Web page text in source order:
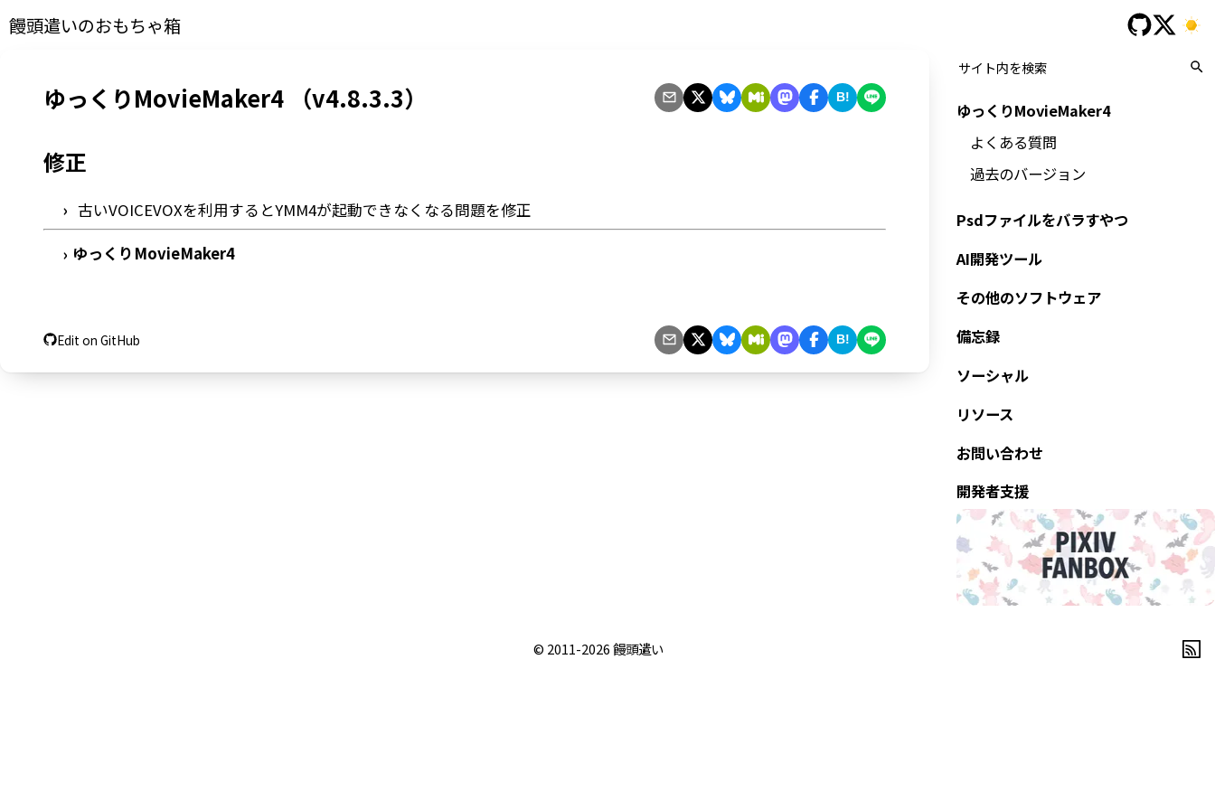
饅頭遣いのおもちゃ箱
ゆっくりMovieMaker4 （v4.8.3.3） B!
修正
古いVOICEVOXを利用するとYMM4が起動できなくなる問題を修正
› ゆっくりMovieMaker4
Edit on GitHub B!
ゆっくりMovieMaker4
よくある質問
過去のバージョン
Psdファイルをバラすやつ
AI開発ツール
その他のソフトウェア
備忘録
ソーシャル
リソース
お問い合わせ
開発者支援
© 2011-2026饅頭遣い